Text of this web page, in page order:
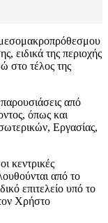
μεσομακροπρόθεσμου
ειδικά της περιοχής
στο τέλος της
από
όπως και
Εργασίας,
κεντρικές
από το
επιτελείο υπό το
Χρήστο